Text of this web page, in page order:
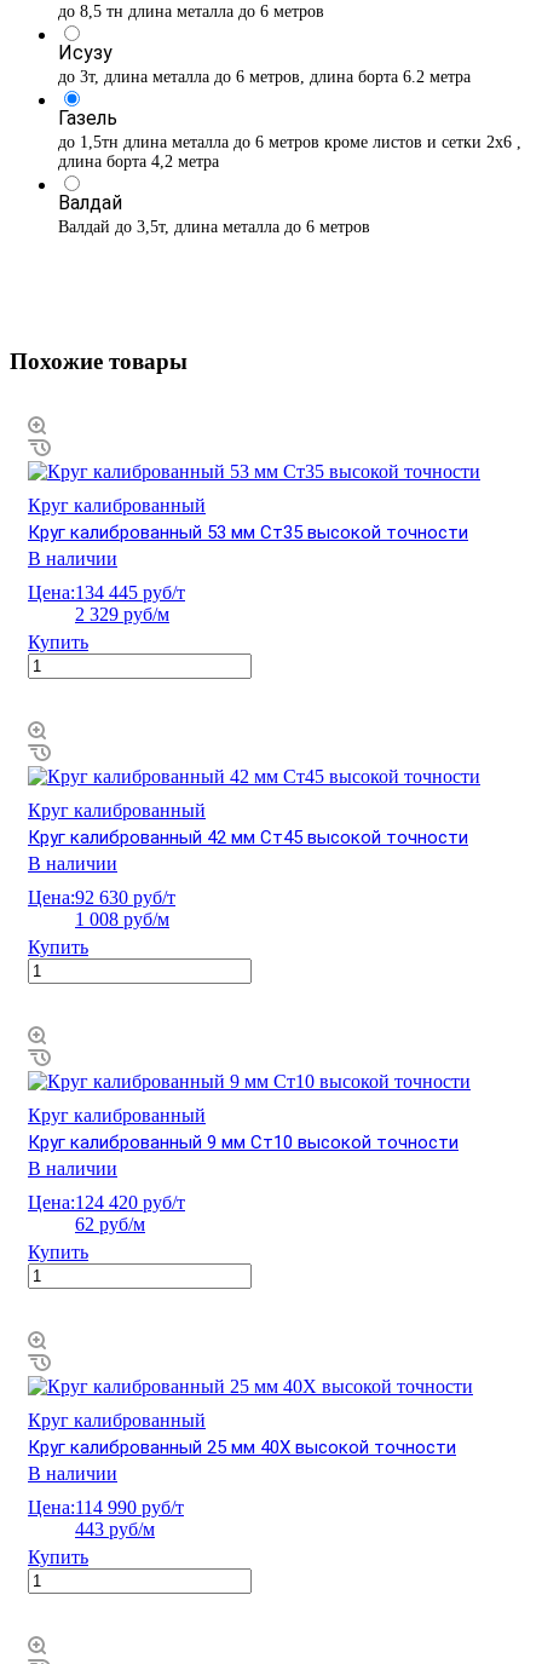
до 8,5 тн длина металла до 6 метров
Исузу
до 3т, длина металла до 6 метров, длина борта 6.2 метра
Газель
до 1,5тн длина металла до 6 метров кроме листов и сетки 2х6 ,
длина борта 4,2 метра
Валдай
Валдай до 3,5т, длина металла до 6 метров
Похожие товары
Круг калиброванный
Круг калиброванный 53 мм Ст35 высокой точности
В наличии
Цена:134 445 руб/т
2 329 руб/м
Купить
Круг калиброванный
Круг калиброванный 42 мм Ст45 высокой точности
В наличии
Цена:92 630 руб/т
1 008 руб/м
Купить
Круг калиброванный
Круг калиброванный 9 мм Ст10 высокой точности
В наличии
Цена:124 420 руб/т
62 руб/м
Купить
Круг калиброванный
Круг калиброванный 25 мм 40Х высокой точности
В наличии
Цена:114 990 руб/т
443 руб/м
Купить